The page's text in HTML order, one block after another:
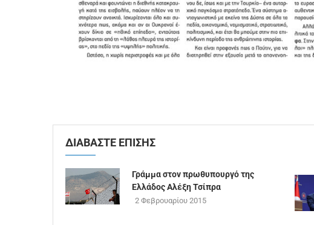
ΔΙΑΒΑΣΤΕ ΕΠΙΣΗΣ
Γράμμα στον πρωθυπουργό της
Ελλάδος Αλέξη Τσίπρα
2 Φεβρουαρίου 2015